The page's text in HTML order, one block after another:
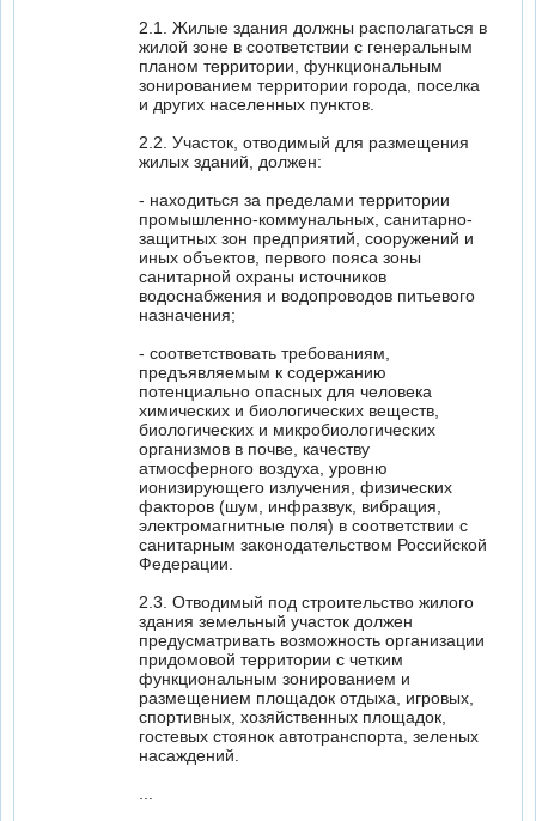
2.1. Жилые здания должны располагаться в
жилой зоне в соответствии с генеральным
планом территории, функциональным
зонированием территории города, поселка
и других населенных пунктов.
2.2. Участок, отводимый для размещения
жилых зданий, должен:
- находиться за пределами территории
промышленно-коммунальных, санитарно-
защитных зон предприятий, сооружений и
иных объектов, первого пояса зоны
санитарной охраны источников
водоснабжения и водопроводов питьевого
назначения;
- соответствовать требованиям,
предъявляемым к содержанию
потенциально опасных для человека
химических и биологических веществ,
биологических и микробиологических
организмов в почве, качеству
атмосферного воздуха, уровню
ионизирующего излучения, физических
факторов (шум, инфразвук, вибрация,
электромагнитные поля) в соответствии с
санитарным законодательством Российской
Федерации.
2.3. Отводимый под строительство жилого
здания земельный участок должен
предусматривать возможность организации
придомовой территории с четким
функциональным зонированием и
размещением площадок отдыха, игровых,
спортивных, хозяйственных площадок,
гостевых стоянок автотранспорта, зеленых
насаждений.